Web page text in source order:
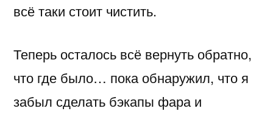
всё таки стоит чистить.
Теперь осталось всё вернуть обратно,
что где было… пока обнаружил, что я
забыл сделать бэкапы фара и